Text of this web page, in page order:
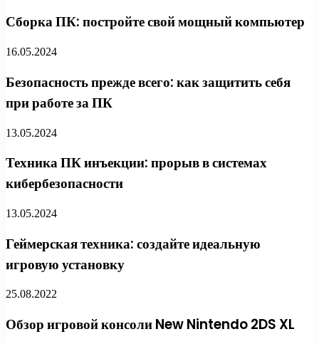
Сборка ПК: постройте свой мощный компьютер
16.05.2024
Безопасность прежде всего: как защитить себя
при работе за ПК
13.05.2024
Техника ПК инъекции: прорыв в системах
кибербезопасности
13.05.2024
Геймерская техника: создайте идеальную
игровую установку
25.08.2022
Обзор игровой консоли New Nintendo 2DS XL